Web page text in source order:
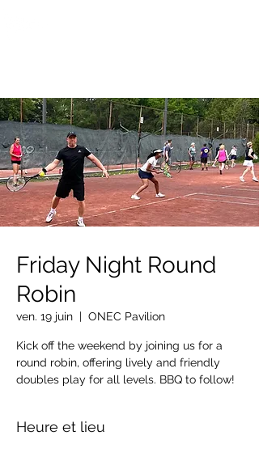
Friday Night Round
Robin
ven. 19 juin
  |
ONEC Pavilion
Kick off the weekend by joining us for a
round robin, offering lively and friendly
doubles play for all levels. BBQ to follow!
Heure et lieu